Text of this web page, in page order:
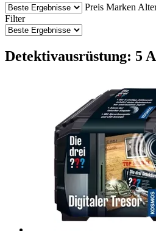
Preis Marken
Filter
Detektivausrüstung: 5